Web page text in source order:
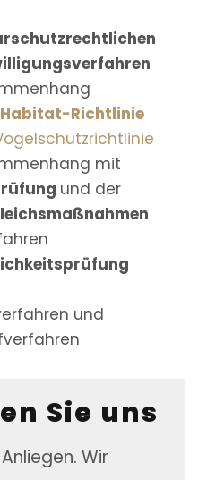
Richtlinie
mit
und der
und
Sie uns
Wir